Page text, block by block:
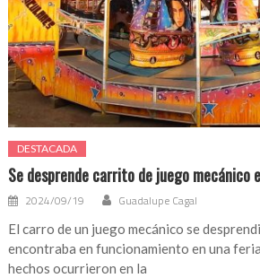
DESTACADA
Se desprende carrito de juego mecánico
2024/09/19 Guadalupe Cagal
El carro de un juego mecánico se
encontraba en funcionamiento en una
hechos ocurrieron en la